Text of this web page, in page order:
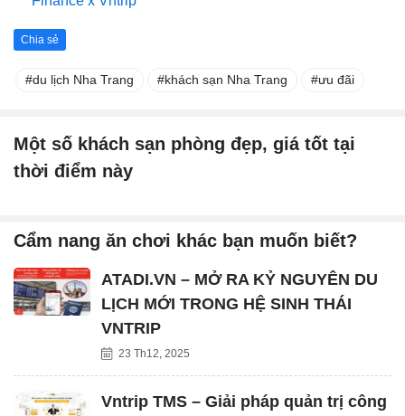
Chia sẻ
du lịch Nha Trang khách sạn Nha Trang ưu đãi
Một số khách sạn phòng đẹp, giá tốt tại
thời điểm này
Cẩm nang ăn chơi khác bạn muốn biết?
ATADI.VN – MỞ RA KỶ NGUYÊN DU
LỊCH MỚI TRONG HỆ SINH THÁI
VNTRIP
23 Th12, 2025
Vntrip TMS – Giải pháp quản trị công